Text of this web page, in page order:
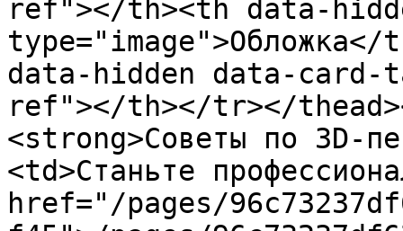
ref"></th><th data-
data-hidden data-
ref"></th></tr></
<strong>Советы по 3D-
<td>Станьте
href="/pages/